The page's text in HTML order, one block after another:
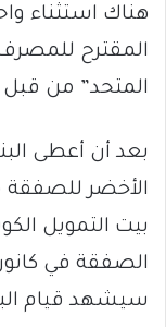
هناك استثناء
المقترح للمصرف
المتحد” من قبل
بعد أن أعطى
الأخضر
سيشهد قيام